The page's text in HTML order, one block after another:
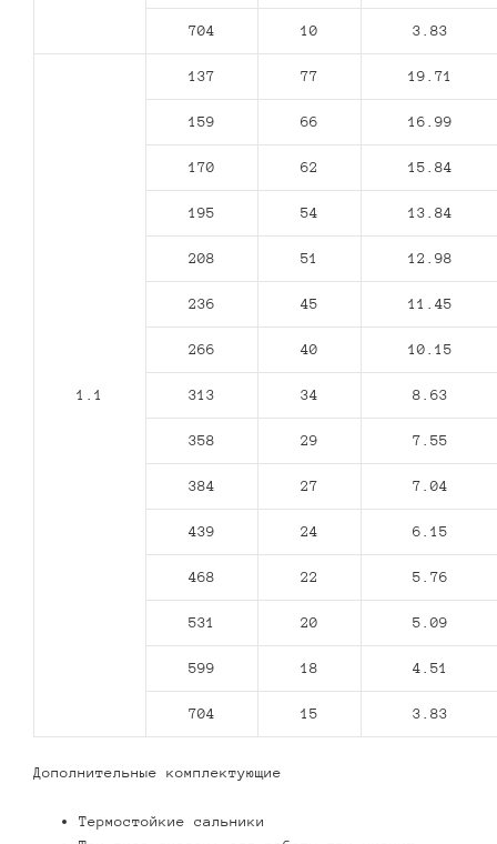
704 10 3.83
1.1
137 77 19.71
159 66 16.99
170 62 15.84
195 54 13.84
208 51 12.98
236 45 11.45
266 40 10.15
313 34 8.63
358 29 7.55
384 27 7.04
439 24 6.15
468 22 5.76
531 20 5.09
599 18 4.51
704 15 3.83
Дополнительные комплектующие
Термостойкие сальники